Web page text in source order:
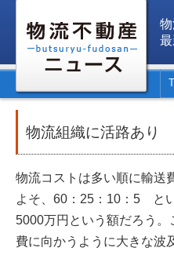
物流組織に活路あり
物流コストは多い順に輸送
よそ、60：25：10：5 と
5000万円という額だろう
費に向かうように大きな波